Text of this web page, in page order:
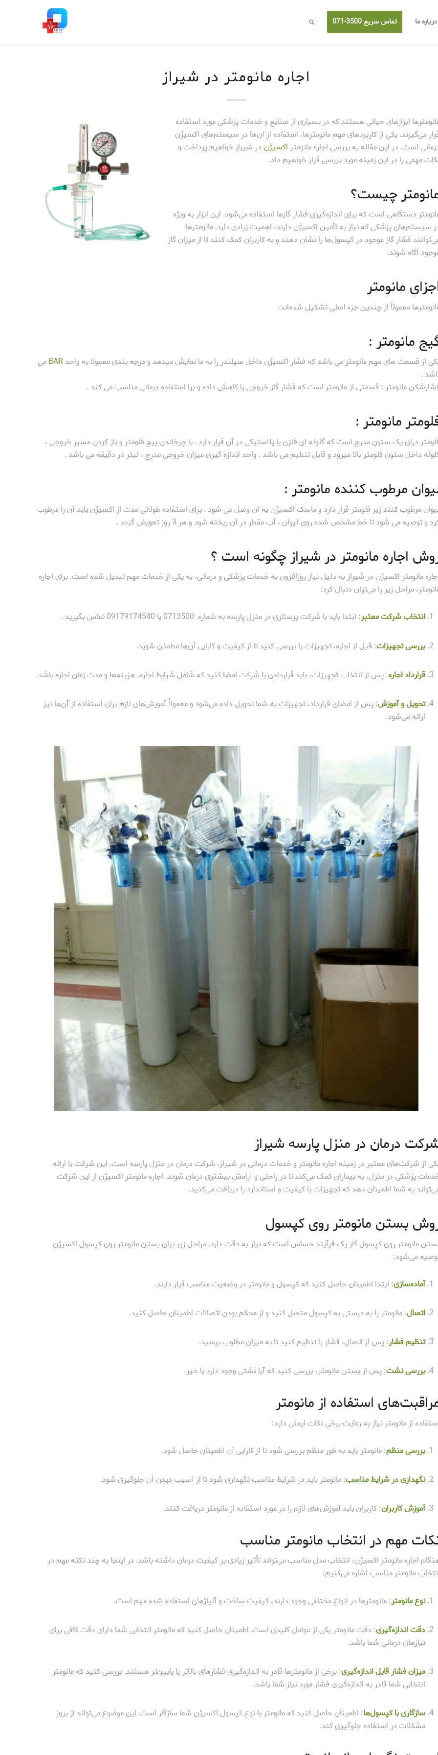
درباره ما تماس سریع 3500-071
اجاره مانومتر در شیراز
ابزارهای حیاتی هستند که در بسیاری از صنایع و خدمات پزشکی مورد استفاده
می‌گیرند. یکی از کاربردهای مهم مانومترها، استفاده از آن‌ها در سیستم‌های اکسیژن
است. در این مقاله به بررسی اجاره مانومتر اکسیژندر شیراز خواهیم پرداخت و
مهمی را در این زمینه مورد بررسی قرار خواهیم داد.
چیست؟
دستگاهی است که برای اندازه‌گیری فشار گازها استفاده می‌شود. این ابزار به ویژه
سیستم‌های پزشکی که نیاز به تأمین اکسیژن دارند، اهمیت زیادی دارد. مانومترها
فشار گاز موجود در کپسول‌ها را نشان دهند و به کاربران کمک کنند تا از میزان گاز
آگاه شوند.
مانومتر
معمولاً از چندین جزء اصلی تشکیل شده‌اند:
مانومتر :
از قسمت های مهم مانومتر می باشد که فشار اکسیژن داخل سیلندر را به ما نمایش میدهد و درجه بندی معمولا به واحدBARمی
.
مانومتر : قسمتی از مانومتر است که فشار گاز خروجی را کاهش داده و برا استفاده درمانی مناسب می کند .
مانومتر :
درای یک ستون مدرج است که گلوله ای فلزی یا پلاستیکی در آن قرار دارد . با چرخاندن پیچ فلومتر و باز کردن مسیر خروجی ،
داخل ستون فلومتر بالا میرود و قابل تنطیم می باشد . واحد اندازه گیری میزان خروجی مدرج ، لیتر در دقیقه می باشد .
مرطوب کننده مانومتر :
مرطوب کنند زیر فلومتر قرار دارد و ماسک اکسیژن به آن وصل می شود . برای استفاده طولانی مدت از اکسیژن باید آن را مرطوب
و توصیه می شود تا خط مشخص شده روی لیوان ، آب مقطر در آن ریخته شود و هر 3 روز تعویض گردد .
اجاره مانومتر در شیراز چگونه است ؟
مانومتر اکسیژن در شیراز به دلیل نیاز روزافزون به خدمات پزشکی و درمانی، به یکی از خدمات مهم تبدیل شده است. برای اجاره
مراحل زیر را می‌توان دنبال کرد:
انتخاب شرکت معتبر: ابتدا باید با شرکت پرستاری در منزل پارسه به شماره 0713500 یا 09179174540 تماس بگیرید .
بررسی تجهیزات: قبل از اجاره، تجهیزات را بررسی کنید تا از کیفیت و کارایی آن‌ها مطمئن شوید.
قرارداد اجاره: پس از انتخاب تجهیزات، باید قراردادی با شرکت امضا کنید که شامل شرایط اجاره، هزینه‌ها و مدت زمان اجاره باشد.
تحویل و آموزش: پس از امضای قرارداد، تجهیزات به شما تحویل داده می‌شود و معمولاً آموزش‌های لازم برای استفاده از آن‌ها نیز
ارائه می‌شود.
درمان در منزل پارسه شیراز
از شرکت‌های معتبر در زمینه اجاره مانومتر و خدمات درمانی در شیراز، شرکت درمان در منزل پارسه است. این شرکت با ارائه
پزشکی در منزل، به بیماران کمک می‌کند تا در راحتی و آرامش بیشتری درمان شوند. اجاره مانومتر اکسیژن از این شرکت
به شما اطمینان دهد که تجهیزات با کیفیت و استاندارد را دریافت می‌کنید.
بستن مانومتر روی کپسول
مانومتر روی کپسول گاز یک فرآیند حساس است که نیاز به دقت دارد. مراحل زیر برای بستن مانومتر روی کپسول اکسیژن
می‌شود:
آماده‌سازی: ابتدا اطمینان حاصل کنید که کپسول و مانومتر در وضعیت مناسب قرار دارند.
اتصال: مانومتر را به درستی به کپسول متصل کنید و از محکم بودن اتصالات اطمینان حاصل کنید.
تنظیم فشار: پس از اتصال، فشار را تنظیم کنید تا به میزان مطلوب برسید.
بررسی نشت: پس از بستن مانومتر، بررسی کنید که آیا نشتی وجود دارد یا خیر.
استفاده از مانومتر
از مانومتر نیاز به رعایت برخی نکات ایمنی دارد:
بررسی منظم: مانومتر باید به طور منظم بررسی شود تا از کارایی آن اطمینان حاصل شود.
نگهداری در شرایط مناسب: مانومتر باید در شرایط مناسب نگهداری شود تا از آسیب دیدن آن جلوگیری شود.
آموزش کاربران: کاربران باید آموزش‌های لازم را در مورد استفاده از مانومتر دریافت کنند.
مهم در انتخاب مانومتر مناسب
اجاره مانومتر اکسیژن، انتخاب مدل مناسب می‌تواند تأثیر زیادی بر کیفیت درمان داشته باشد. در اینجا به چند نکته مهم در
مانومتر مناسب اشاره می‌کنیم:
نوع مانومتر: مانومترها در انواع مختلفی وجود دارند، کیفیت ساخت و آلیاژهای استفاده شده مهم است.
دقت اندازه‌گیری: دقت مانومتر یکی از عوامل کلیدی است. اطمینان حاصل کنید که مانومتر انتخابی شما دارای دقت کافی برای
نیازهای درمانی شما باشد.
میزان فشار قابل اندازه‌گیری: برخی از مانومترها قادر به اندازه‌گیری فشارهای بالاتر یا پایین‌تر هستند. بررسی کنید که مانومتر
انتخابی شما قادر به اندازه‌گیری فشار مورد نیاز شما باشد.
سازگاری با کپسول‌ها: اطمینان حاصل کنید که مانومتر با نوع کپسول اکسیژن شما سازگار است. این موضوع می‌تواند از بروز
مشکلات در استفاده جلوگیری کند.